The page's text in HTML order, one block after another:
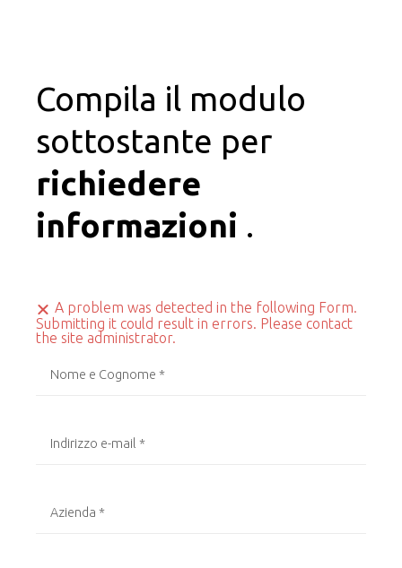
Compila il modulo
sottostante per
richiedere
informazioni .
A problem was detected in the following Form.
Submitting it could result in errors. Please contact
the site administrator.